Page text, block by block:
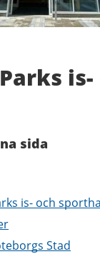
is-
sida
is- och
Stad